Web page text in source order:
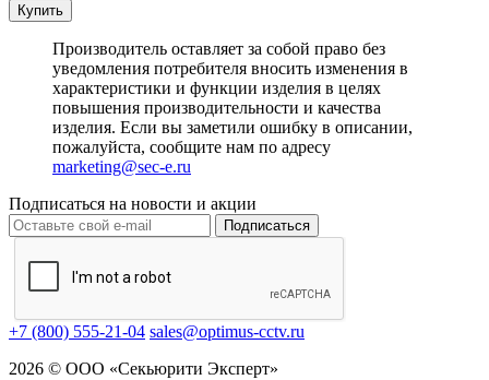
Купить
Производитель оставляет за собой право без
уведомления потребителя вносить изменения в
характеристики и функции изделия в целях
повышения производительности и качества
изделия. Если вы заметили ошибку в описании,
пожалуйста, сообщите нам по адресу
marketing@sec-e.ru
Подписаться на новости и акции
Подписаться
+7 (800) 555-21-04 sales@optimus-cctv.ru
2026 © ООО «Секьюрити Эксперт»